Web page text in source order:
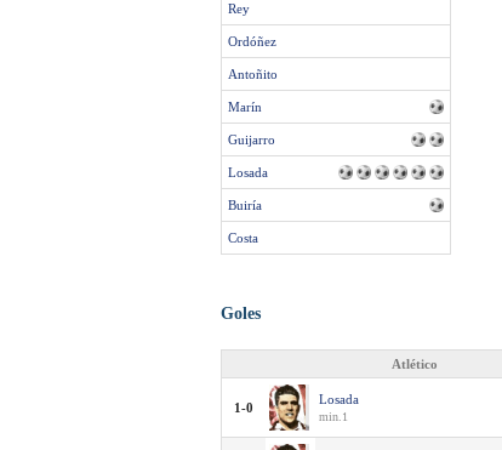
Rey
Ordóñez
Antoñito
Marín
Guijarro
Losada
Buiría
Costa
Goles
Atlético
1-0
Losada
min.1